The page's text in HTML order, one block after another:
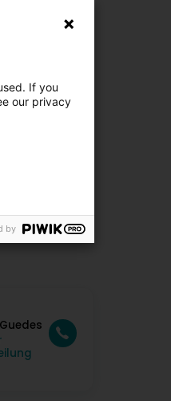
If you
our privacy
by